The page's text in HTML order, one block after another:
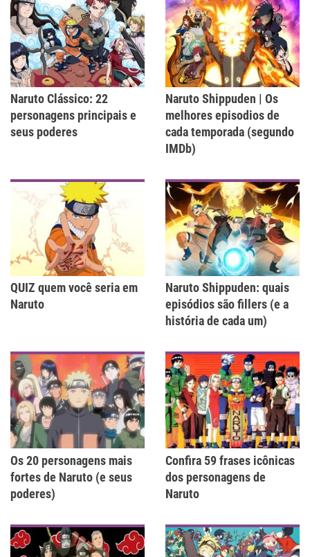
Naruto Clássico: 22
personagens principais e
seus poderes
Naruto Shippuden | Os
melhores episodios de
cada temporada (segundo
IMDb)
QUIZ quem você seria em
Naruto
Naruto Shippuden: quais
episódios são fillers (e a
história de cada um)
Os 20 personagens mais
fortes de Naruto (e seus
poderes)
Confira 59 frases icônicas
dos personagens de
Naruto